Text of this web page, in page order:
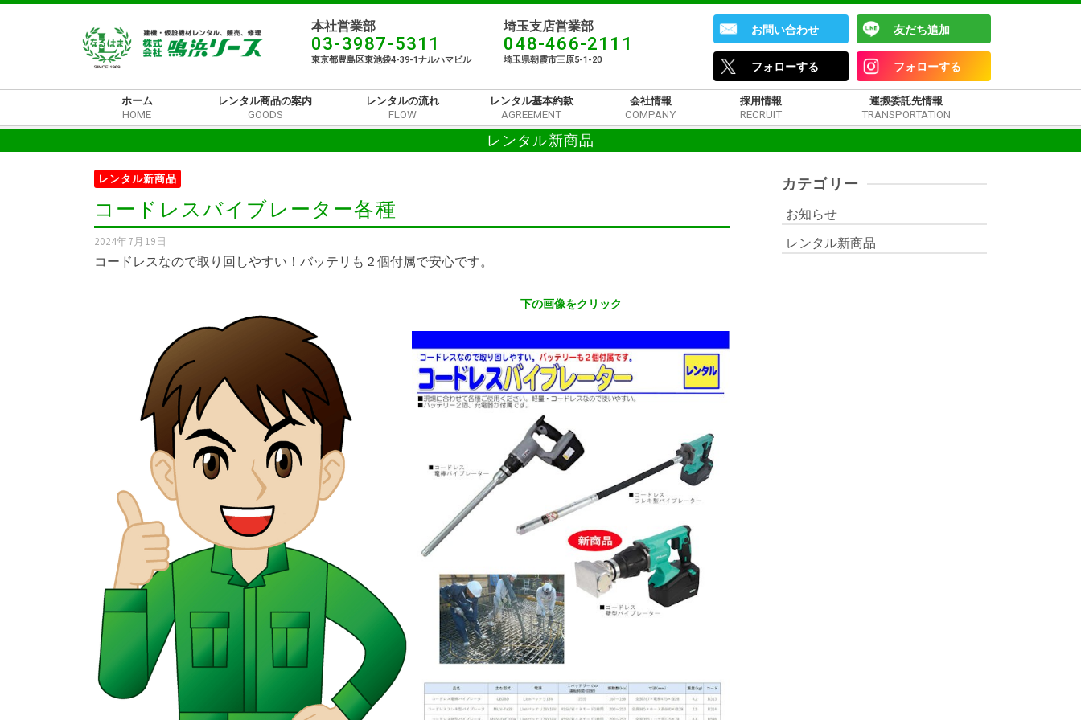
本社営業部​
03-3987-5311
東京都豊島区東池袋4-39-1ナルハマビル​
埼玉支店営業部
048-466-2111
埼玉県朝霞市三原5-1-20
お問い合わせ 友だち追加
フォローする フォローする
ホーム
HOME
レンタル商品の案内
GOODS
レンタルの流れ
FLOW
レンタル基本約款
AGREEMENT
会社情報
COMPANY
採用情報
RECRUIT
運搬委託先情報
TRANSPORTATION
レンタル新商品
レンタル新商品
コードレスバイブレーター各種
2024年7月19日
コードレスなので取り回しやすい！バッテリも２個付属で安心です。
下の画像をクリック
カテゴリー
お知らせ
レンタル新商品